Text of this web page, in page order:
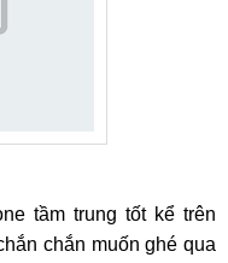
tầm trung tốt kể trên
chắn muốn ghé qua